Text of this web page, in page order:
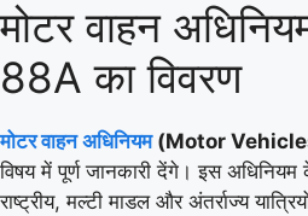
मोटर वाहन
88A का विवरण
मोटर वाहन अधिनियम(Motor
विषय में पूर्ण जानकारी देंगे। इस
राष्ट्रीय, मल्टी माडल और अंतर्राज्य